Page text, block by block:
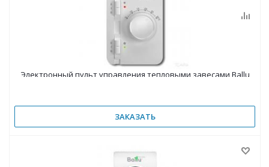
Электронный пульт управления тепловыми завесами Ballu
ЗАКАЗАТЬ